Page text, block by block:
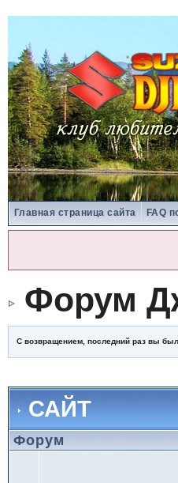
Главная страница сайта FAQ
Форум
С возвращением, последний раз вы
САЙТ
Форум